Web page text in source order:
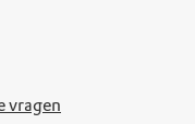
vragen